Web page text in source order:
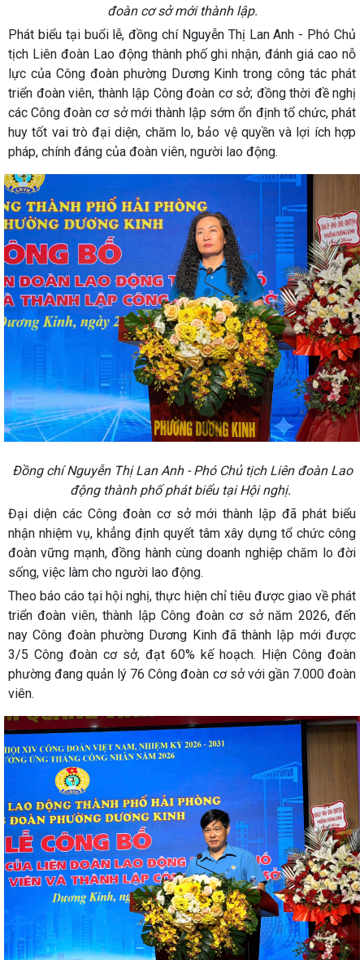
đoàn cơ sở mới thành lập.
Phát biểu tại buổi lễ, đồng chí Nguyễn Thị Lan Anh - Phó Chủ
tịch Liên đoàn Lao động thành phố ghi nhận, đánh giá cao nỗ
lực của Công đoàn phường Dương Kinh trong công tác phát
triển đoàn viên, thành lập Công đoàn cơ sở; đồng thời đề nghị
các Công đoàn cơ sở mới thành lập sớm ổn định tổ chức, phát
huy tốt vai trò đại diện, chăm lo, bảo vệ quyền và lợi ích hợp
pháp, chính đáng của đoàn viên, người lao động.
Đồng chí Nguyễn Thị Lan Anh - Phó Chủ tịch Liên đoàn Lao
động thành phố phát biểu tại Hội nghị.
Đại diện các Công đoàn cơ sở mới thành lập đã phát biểu
nhận nhiệm vụ, khẳng định quyết tâm xây dựng tổ chức công
đoàn vững mạnh, đồng hành cùng doanh nghiệp chăm lo đời
sống, việc làm cho người lao động.
Theo báo cáo tại hội nghị, thực hiện chỉ tiêu được giao về phát
triển đoàn viên, thành lập Công đoàn cơ sở năm 2026, đến
nay Công đoàn phường Dương Kinh đã thành lập mới được
3/5 Công đoàn cơ sở, đạt 60% kế hoạch. Hiện Công đoàn
phường đang quản lý 76 Công đoàn cơ sở với gần 7.000 đoàn
viên.